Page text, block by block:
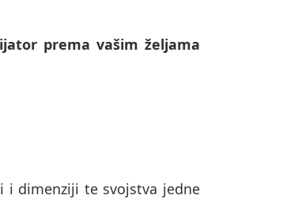
prema vašim željama
i dimenziji te svojstva jedne